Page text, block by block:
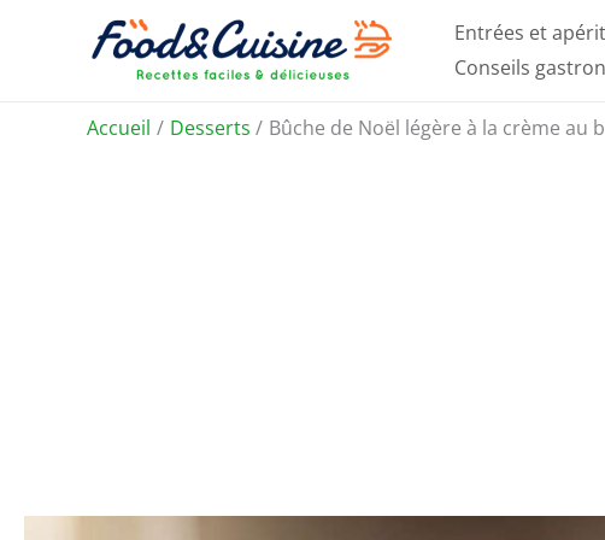
Entrées et
Conseils
Accueil Desserts Bûche de Noël légère à la crème au